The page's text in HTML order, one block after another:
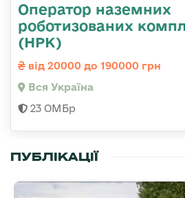
Оператор наземних
роботизованих
(НРК)
від 20000 до 190000 грн
Вся Україна
23 ОМБр
ПУБЛІКАЦІЇ